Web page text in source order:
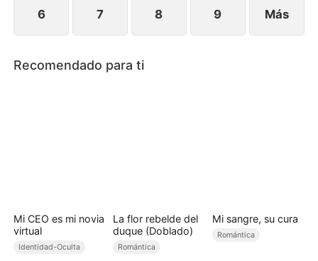
6 7 8 9 Más
Recomendado para ti
Mi CEO es mi novia
virtual
Identidad-Oculta
La flor rebelde del
duque (Doblado)
Romántica
Mi sangre, su cura
Romántica